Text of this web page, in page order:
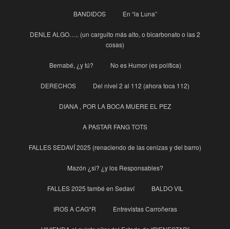
BANDIDOS En “la Luna”
DENLE ALGO….. (un carguito más alto, o bicarbonato o las 2
cosas)
Bernabé, ¿y tú? No es Humor (es política)
DERECHOS Del nivel 2 al 112 (ahora toca 112)
DIANA , POR LA BOCA MUERE EL PEZ
A PASTAR FANG TOTS
FALLES SEDAVÍ 2025 (renaciendo de las cenizas y del barro)
Mazón ¿si? ¿y los Responsables?
FALLES 2025 també en Sedaví BALDO VIL
IROS A CAG*R Entrevistas Carroñeras